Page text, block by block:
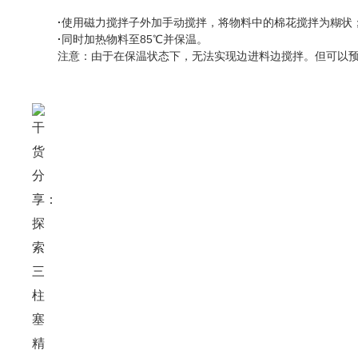
·使用磁力搅拌子外加手动搅拌，将物料中的棉花搅拌为糊状
·同时加热物料至85℃并保温。
注意：由于在保温状态下 ，无法实现边进料边搅拌。但可以